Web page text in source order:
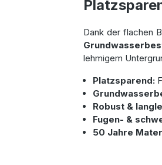
Dank der flachen
lehmigem
Platzsparend:
Robust &
Fugen- &
50 Jahre